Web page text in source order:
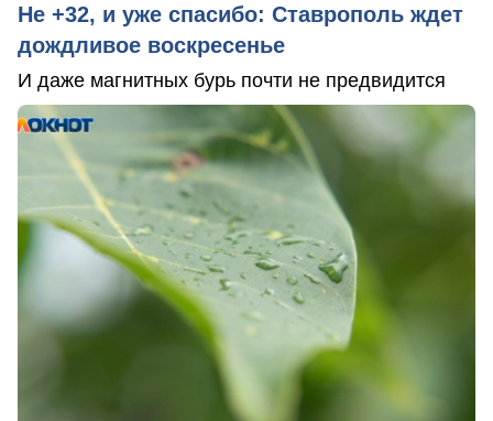
Не +32, и уже спасибо: Ставрополь ждет
дождливое воскресенье
И даже магнитных бурь почти не предвидится